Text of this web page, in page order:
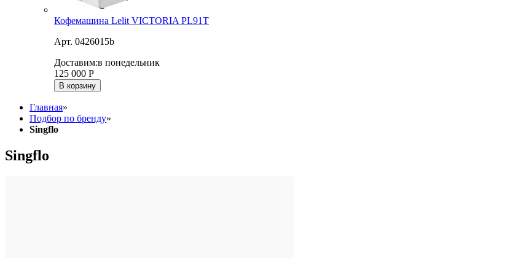
Кофемашина Lelit VICTORIA PL91T
Арт. 0426015b
Доставим:в понедельник
125 000 Р
В корзину
Главная»
Подбор по бренду»
Singflo
Singflo